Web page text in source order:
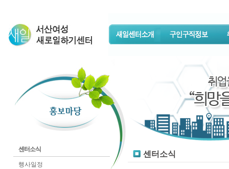
센터소식
행사일정
센터소식